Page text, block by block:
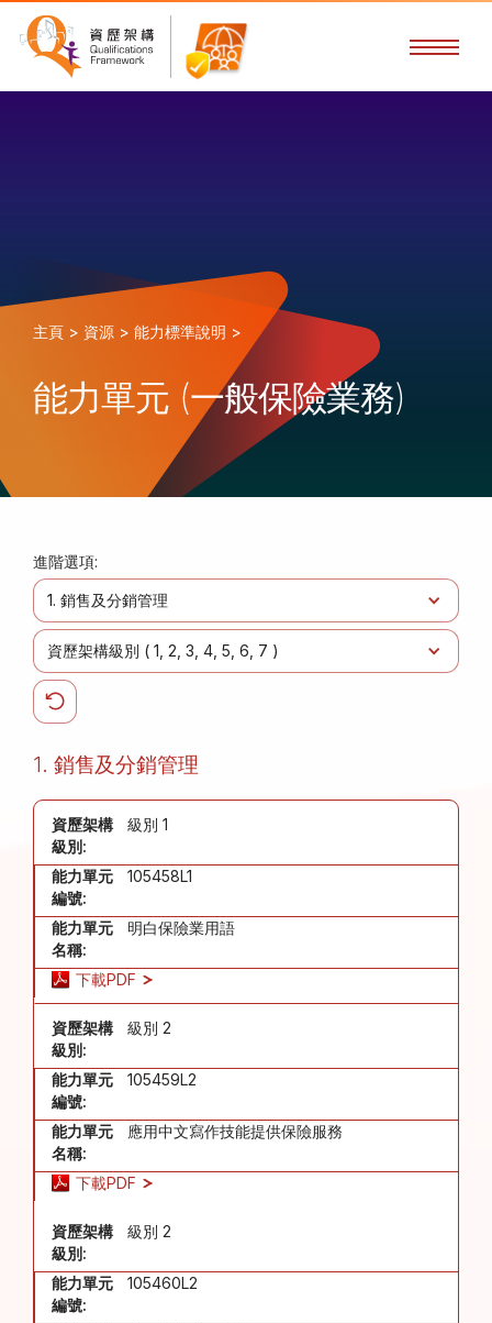
主頁 > 資源 > 能力標準說明 >
能力單元 (一般保險業務)
進階選項:
1. 銷售及分銷管理
資歷架構級別 ( 1 2 3 4 5 6 7 )
1. 銷售及分銷管理
資歷架構
級別:
級別 1
能力單元
編號:
105458L1
能力單元
名稱:
明白保險業用語
下載PDF
資歷架構
級別:
級別 2
能力單元
編號:
105459L2
能力單元
名稱:
應用中文寫作技能提供保險服務
下載PDF
資歷架構
級別:
級別 2
能力單元
編號:
105460L2